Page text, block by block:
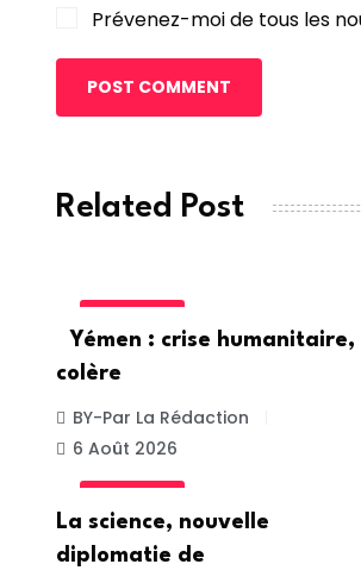
Prévenez-moi de tous les
POST COMMENT
Related Post
Yémen : crise humanitaire,
colère
BY-Par La Rédaction
6 Août 2026
La science, nouvelle
diplomatie de